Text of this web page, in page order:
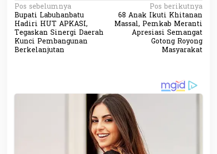
N
a
v
i
s
Pos sebelumnya
Bupati Labuhanbatu
Hadiri HUT APKASI,
Tegaskan Sinergi Daerah
Kunci Pembangunan
Berkelanjutan
Pos berikutnya
68 Anak Ikuti Khitanan
Massal, Pemkab Meranti
Apresiasi Semangat
Gotong Royong
Masyarakat